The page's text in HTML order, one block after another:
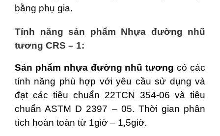
bằng phụ gia.
Tính năng sản phẩm Nhựa đường nhũ
tương CRS – 1:
Sản phẩm nhựa đường nhũ tương có các
tính năng phù hợp với yêu cầu sử dụng và
đạt các tiêu chuẩn 22TCN 354-06 và tiêu
chuẩn ASTM D 2397 – 05. Thời gian phân
tích hoàn toàn từ 1giờ – 1,5giờ.